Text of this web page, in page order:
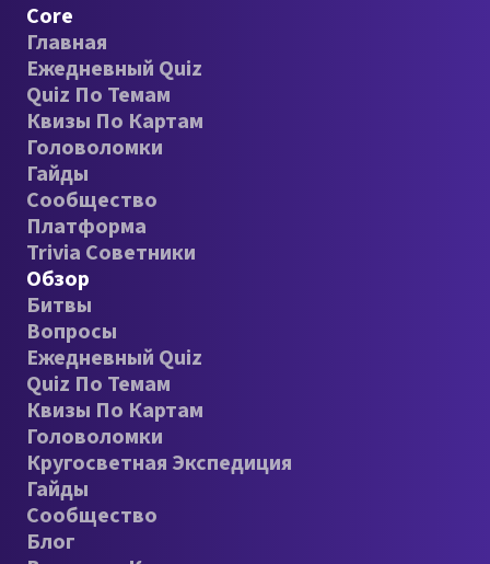
Core
Главная
Ежедневный Quiz
Quiz По Темам
Квизы По Картам
Головоломки
Гайды
Сообщество
Платформа
Trivia Советники
Обзор
Битвы
Вопросы
Ежедневный Quiz
Quiz По Темам
Квизы По Картам
Головоломки
Кругосветная Экспедиция
Гайды
Сообщество
Блог